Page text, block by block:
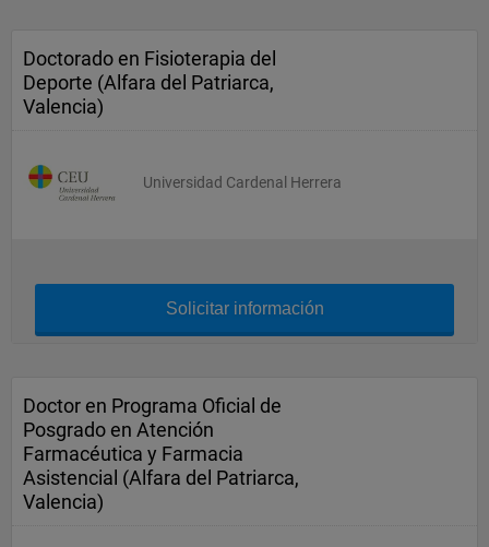
Doctorado en Fisioterapia del
Deporte (Alfara del Patriarca,
Valencia)
Universidad Cardenal Herrera
Solicitar información
Doctor en Programa Oficial de
Posgrado en Atención
Farmacéutica y Farmacia
Asistencial (Alfara del Patriarca,
Valencia)